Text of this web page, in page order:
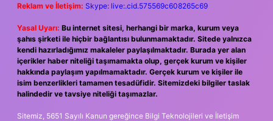
Reklam ve İletişim: Skype: live:.cid.575569c608265c69
Yasal Uyarı: Bu internet sitesi, herhangi bir marka, kurum veya
şahıs şirketi ile hiçbir bağlantısı bulunmamaktadır. Sitede yalnızca
kendi hazırladığımız makaleler paylaşılmaktadır. Burada yer alan
içerikler haber niteliği taşımamakta olup, gerçek kurum ve kişiler
hakkında paylaşım yapılmamaktadır. Gerçek kurum ve kişiler ile
isim benzerlikleri tamamen tesadüfidir. Sitemizdeki bilgiler taslak
halindedir ve tavsiye niteliği taşımazlar.
Sitemiz, 5651 Sayılı Kanun gereğince Bilgi Teknolojileri ve İletişim